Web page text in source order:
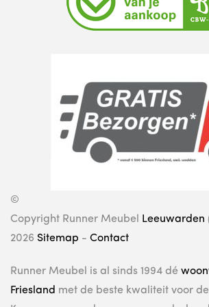
©
Copyright Runner Meubel Leeuwarden
2026 Sitemap - Contact
Runner Meubel is al sinds 1994 dé
Friesland met de beste kwaliteit voor